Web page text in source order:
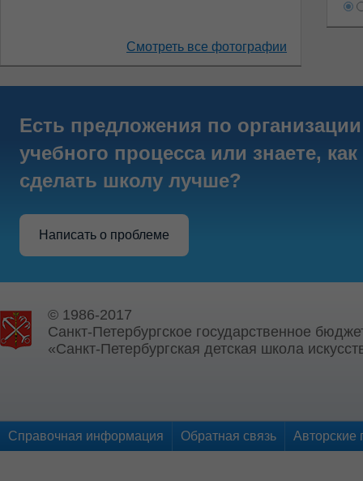
Смотреть все фотографии
Есть предложения по организации
учебного процесса или знаете, как
сделать школу лучше?
Написать о проблеме
© 1986-2017
Санкт-Петербургское государственное
«Санкт-Петербургская детская школа
Справочная информация Обратная связь Авторские